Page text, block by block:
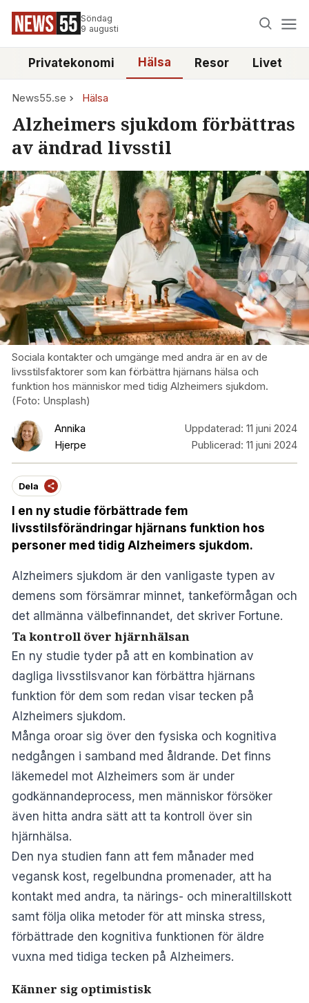
Söndag
9 augusti
Privatekonomi Hälsa Resor Livet
News55.se Hälsa
Alzheimers sjukdom förbättras
av ändrad livsstil
Sociala kontakter och umgänge med andra är en av de
livsstilsfaktorer som kan förbättra hjärnans hälsa och
funktion hos människor med tidig Alzheimers sjukdom.
(Foto: Unsplash)
Annika
Hjerpe
Uppdaterad: 11 juni 2024
Publicerad: 11 juni 2024
Dela
I en ny studie förbättrade fem
livsstilsförändringar hjärnans funktion hos
personer med tidig Alzheimers sjukdom.
Alzheimers sjukdom är den vanligaste typen av
demens som försämrar minnet, tankeförmågan och
det allmänna välbefinnandet, det skriver Fortune.
Ta kontroll över hjärnhälsan
En ny studie tyder på att en kombination av
dagliga livsstilsvanor kan förbättra hjärnans
funktion för dem som redan visar tecken på
Alzheimers sjukdom.
Många oroar sig över den fysiska och kognitiva
nedgången i samband med åldrande. Det finns
läkemedel mot Alzheimers som är under
godkännandeprocess, men människor försöker
även hitta andra sätt att ta kontroll över sin
hjärnhälsa.
Den nya studien fann att fem månader med
vegansk kost, regelbundna promenader, att ha
kontakt med andra, ta närings- och mineraltillskott
samt följa olika metoder för att minska stress,
förbättrade den kognitiva funktionen för äldre
vuxna med tidiga tecken på Alzheimers.
Känner sig optimistisk